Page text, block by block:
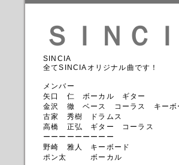
ＳＩＮＣ
SINCIA
全てSINCIAオリジナル曲です！
メンバー
矢口 仁 ボーカル ギター
金沢 徹 ベース コーラス キーボ
古家 秀樹 ドラムス
高橋 正弘 ギター コーラス
ーーーーーーーーー
野崎 雅人 キーボード
ポン太 ボーカル